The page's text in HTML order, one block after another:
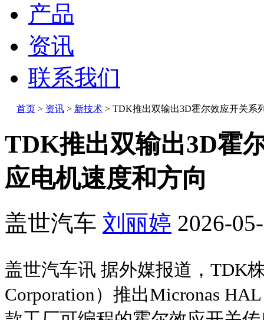
产品
资讯
联系我们
首页 > 资讯 > 新技术 > TDK推出双输出3D霍尔效应开关系
TDK推出双输出3D霍
应电机速度和方向
盖世汽车 刘丽婷 2026-
盖世汽车讯 据外媒报道，TDK
Corporation）推出Micronas